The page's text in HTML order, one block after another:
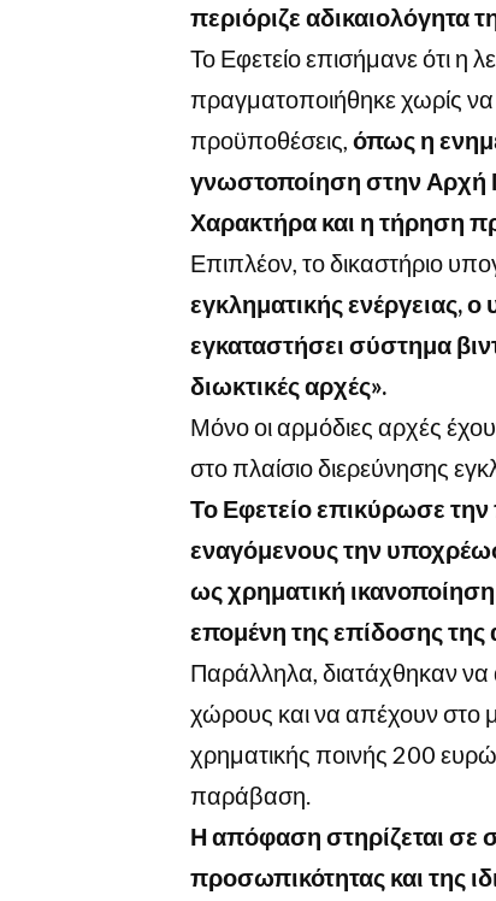
περιόριζε αδικαιολόγητα
Το Εφετείο επισήμανε ότι η
πραγματοποιήθηκε χωρίς
προϋποθέσεις, όπως η
γνωστοποίηση στην
Χαρακτήρα και η τήρηση
Επιπλέον, το δικαστήριο
εγκληματικής ενέργειας,
εγκαταστήσει σύστημα
διωκτικές αρχές».
Μόνο οι αρμόδιες αρχές
στο πλαίσιο διερεύνησης
Το Εφετείο επικύρωσε
εναγόμενους την
ως χρηματική
επομένη της επίδοσης
Παράλληλα, διατάχθηκαν να
χώρους και να απέχουν στο
χρηματικής ποινής 200
παράβαση.
Η απόφαση στηρίζεται σε
προσωπικότητας και της